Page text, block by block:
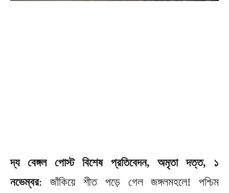
দ্য বেঙ্গল পোস্ট বিশেষ প্রতিবেদন, অমৃতা দত্ত, ১
নভেম্বর: জাঁকিয়ে শীত পড়ে গেল জঙ্গলমহলে! পশ্চিম